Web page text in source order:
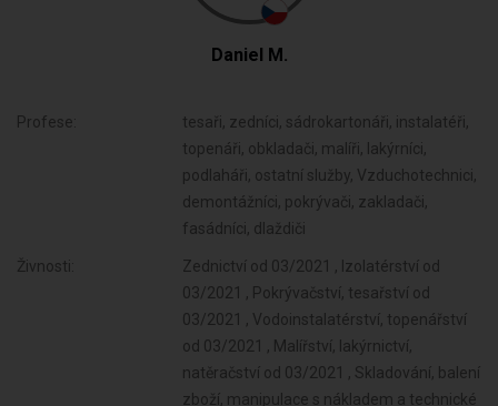
Daniel M.
Profese:
tesaři, zedníci, sádrokartonáři, instalatéři,
topenáři, obkladači, malíři, lakýrníci,
podlaháři, ostatní služby, Vzduchotechnici,
demontážníci, pokrývači, zakladači,
fasádníci, dlaždiči
Živnosti: Zednictví od 03/2021 , Izolatérství od 03/2021 , Pokrývačství, tesařství od 03/2021 , Vodoinstalatérství, topenářství od 03/2021 , Malířství, lakýrnictví, natěračství od 03/2021 , Skladování, balení zboží, manipulace s nákladem a technické činnosti v dopravě od 09/2014 , Poskytování služeb pro zemědělství, zahradnictví, rybníkářství, lesnictví a myslivost od 09/2014 , Velkoobchod a maloobchod od 09/2014 , Zastavárenská činnost a maloobchod s použitým zbožím od 09/2014 , Opravy a údržba potřeb pro domácnost, předmětů kulturní povahy, výrobků jemné mechaniky, optických přístrojů a měřidel od 09/2014 , Přípravné a dokončovací stavební práce, specializované stavební činnosti od 09/2014 , Zprostředkování obchodu a služeb od 09/2014 , Příprava a vypracování technických návrhů, grafické a kresličské práce od 09/2014 , Pronájem a půjčování věcí movitých od 09/2014 , Poradenská a konzultační činnost, zpracování odborných studií a posudků od 09/2014 , Projektování pozemkových úprav od 09/2014 , Reklamní činnost, marketing, mediální zastoupení od 09/2014 , Nákup, prodej, správa a údržba nemovitostí od 03/2020 , Poskytování služeb osobního charakteru a pro osobní hygienu od 03/2021 , Výroba jízdních kol, vozíků pro invalidy a jiných nemotorových dopravních prostředků od 03/2021 , Poskytování služeb pro rodinu a domácnost od 03/2021 , Výroba a opravy čalounických výrobků od 03/2021 , Poskytování služeb pro právnické osoby a svěřenské fondy od 03/2021 , Výroba, opravy a údržba sportovních potřeb, her, hraček a dětských kočárků od 03/2021 , Výroba zdravotnických prostředků od 03/2021 , Výroba, obchod a služby jinde nezařazené od 03/2021 , Výroba a opravy zdrojů ionizujícího záření od 03/2021 , Výroba školních a kancelářských potřeb, kromě výrobků z papíru, výroba bižuterie, kartáčnického a konfekčního zboží, deštníků, upomínkových předmětů od 03/2021 , Výroba dalších výrobků zpracovatelského průmyslu od 03/2021 , Provozování vodovodů a kanalizací a úprava a rozvod vody od 03/2021 , Nakládání s odpady (vyjma nebezpečných) od 03/2021 , Sklenářské práce, rámování a paspartování od 03/2021 , Údržba motorových vozidel a jejich příslušenství od 03/2021 , Potrubní a pozemní doprava (vyjma železniční a silniční motorové dopravy) od 03/2021 , Zasilatelství a zastupování v celním řízení od 03/2021 , Ubytovací služby od 03/2021 , Poskytování software, poradenství v oblasti informačních technologií, zpracování dat, hostingové a související činnosti a webové portály od 03/2021 , Činnost informačních a zpravodajských kanceláří od 03/2021 , Projektování elektrických zařízení od 03/2021 , Výzkum a vývoj v oblasti přírodních a technických věd nebo společenských věd od 03/2021 , Návrhářská, designérská, aranžérská činnost a modeling od 03/2021 , Testování, měření, analýzy a kontroly od 03/2021 , Fotografické služby od 03/2021 , Překladatelská a tlumočnická činnost od 03/2021 , Služby v oblasti administrativní správy a služby organizačně hospodářské povahy od 03/2021 , Provozování cestovní agentury a průvodcovská činnost v oblasti cestovního ruchu od 03/2021 , Mimoškolní výchova a vzdělávání, pořádání kurzů, školení, včetně lektorské činnosti od 03/2021 , Provozování kulturních, kulturně-vzdělávacích a zábavních zařízení, pořádání kulturních produkcí, zábav, výstav, veletrhů, přehlídek, prodejních a obdobných akcí od 03/2021 , Provozování tělovýchovných a sportovních zařízení a organizování sportovní činnosti od 03/2021 , Praní pro domácnost, žehlení, opravy a údržba oděvů, bytového textilu a osobního zboží od 03/2021 , Poskytování technických služeb od 03/2021 , Činnost odborného lesního hospodáře a vyhotovování lesních hospodářských plánů a osnov od 03/2021 , Diagnostická, zkušební a poradenská činnost v ochraně rostlin a ošetřování rostlin, rostlinných produktů, objektů a půdy proti škodlivým organismům přípravky na ochranu rostlin ne